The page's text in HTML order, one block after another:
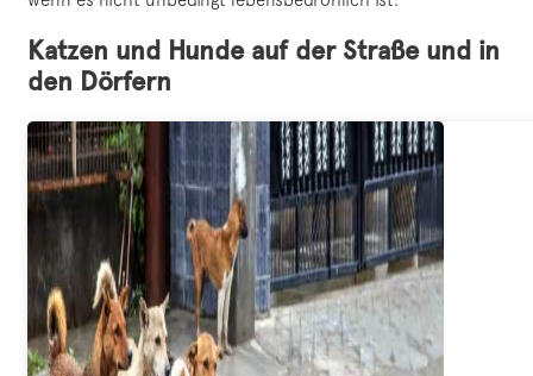
Katzen und Hunde auf der Straße und in
den Dörfern